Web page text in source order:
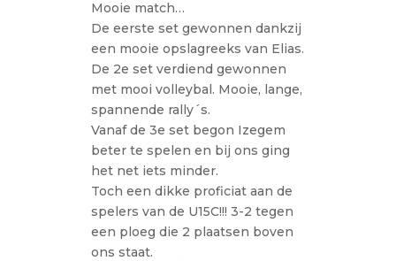
Mooie match…
De eerste set gewonnen dankzij
een mooie opslagreeks van Elias.
De 2e set verdiend gewonnen
met mooi volleybal. Mooie, lange,
spannende rally´s.
Vanaf de 3e set begon Izegem
beter te spelen en bij ons ging
het net iets minder.
Toch een dikke proficiat aan de
spelers van de U15C!!! 3-2 tegen
een ploeg die 2 plaatsen boven
ons staat.